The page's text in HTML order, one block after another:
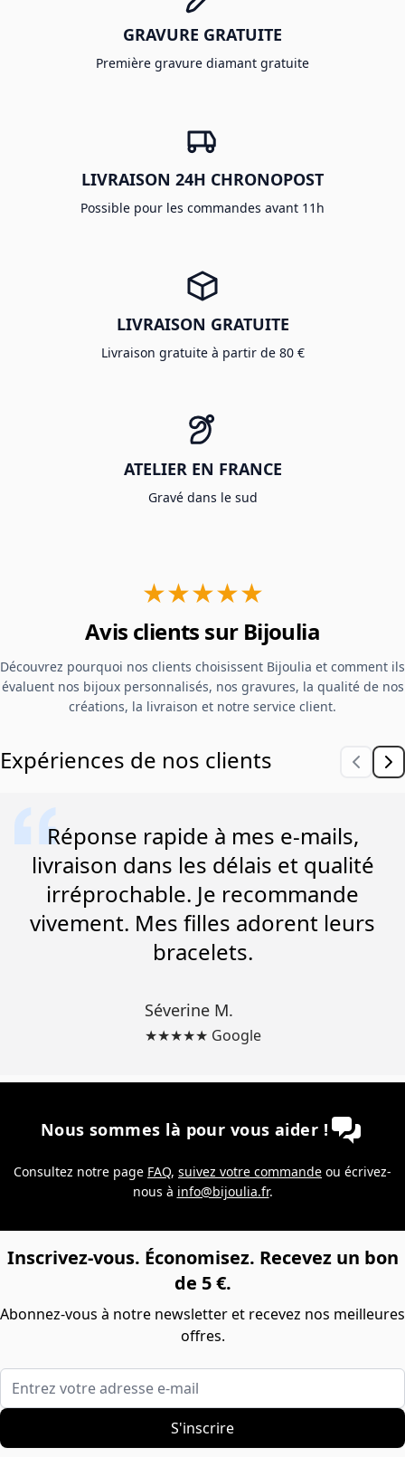
GRAVURE GRATUITE
Première gravure diamant gratuite
LIVRAISON 24H CHRONOPOST
Possible pour les commandes avant 11h
LIVRAISON GRATUITE
Livraison gratuite à partir de 80 €
ATELIER EN FRANCE
Gravé dans le sud
★★★★★
Avis clients sur Bijoulia
Découvrez pourquoi nos clients choisissent Bijoulia et comment ils
évaluent nos bijoux personnalisés, nos gravures, la qualité de nos
créations, la livraison et notre service client.
Expériences de nos clients
Réponse rapide à mes e-mails,
livraison dans les délais et qualité
irréprochable. Je recommande
vivement. Mes filles adorent leurs
bracelets.
Séverine M.
★★★★★ Google
Nous sommes là pour vous aider !
Consultez notre page FAQ, suivez votre commande ou écrivez-
nous à info@bijoulia.fr.
Inscrivez-vous. Économisez. Recevez un bon
de 5 €.
Abonnez-vous à notre newsletter et recevez nos meilleures
offres.
Entrez votre adresse e-mail
S'inscrire